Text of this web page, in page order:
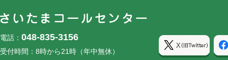
電話： 048-835-3156
受付時間：8時から21時（年中無休）